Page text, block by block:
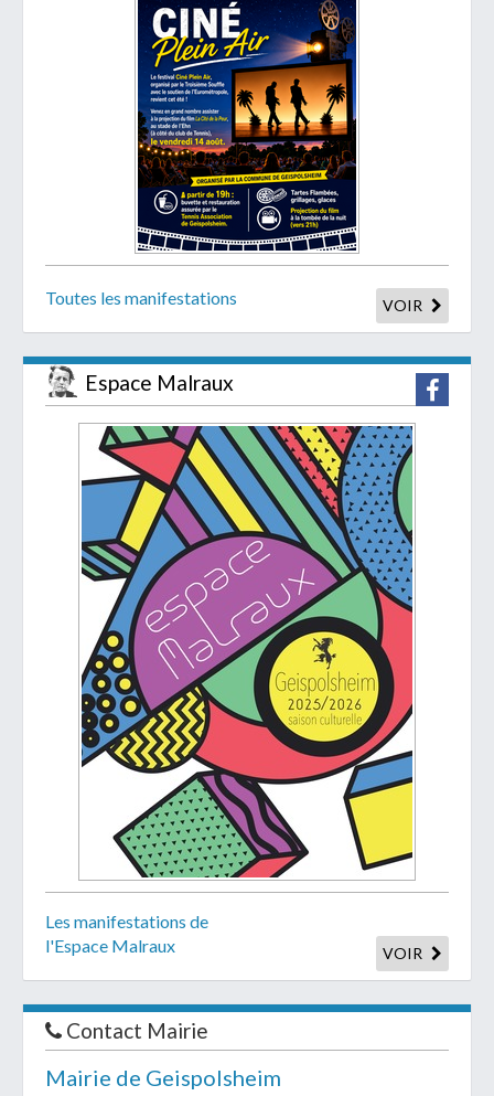
Toutes les manifestations VOIR
Espace Malraux
Les manifestations de
l'Espace Malraux
VOIR
Contact Mairie
Mairie de Geispolsheim